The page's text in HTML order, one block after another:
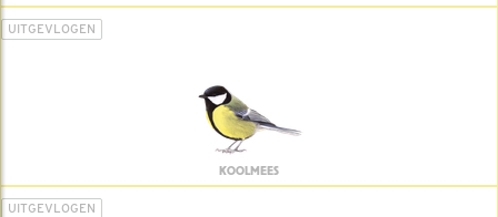
UITGEVLOGEN
KOOLMEES
UITGEVLOGEN